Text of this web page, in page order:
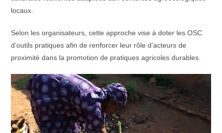
locaux.
Selon les organisateurs, cette approche vise à doter les OSC
d’outils pratiques afin de renforcer leur rôle d’acteurs de
proximité dans la promotion de pratiques agricoles durables.